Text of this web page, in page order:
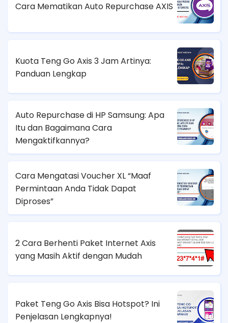
Cara Mematikan Auto Repurchase AXIS
Kuota Teng Go Axis 3 Jam Artinya:
Panduan Lengkap
Auto Repurchase di HP Samsung: Apa
Itu dan Bagaimana Cara
Mengaktifkannya?
Cara Mengatasi Voucher XL “Maaf
Permintaan Anda Tidak Dapat
Diproses”
2 Cara Berhenti Paket Internet Axis
yang Masih Aktif dengan Mudah
Paket Teng Go Axis Bisa Hotspot? Ini
Penjelasan Lengkapnya!